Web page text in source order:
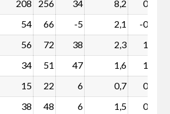
208 256 34 8,2 0,8
54 66 -5 2,1 -0,3
56 72 38 2,3 1,2
34 51 47 1,6 1,5
15 22 6 0,7 0,2
38 48 6 1,5 0,1